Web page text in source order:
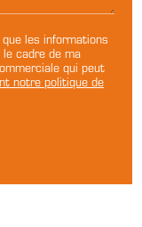
les informations
le cadre de ma
qui peut
notre politique de